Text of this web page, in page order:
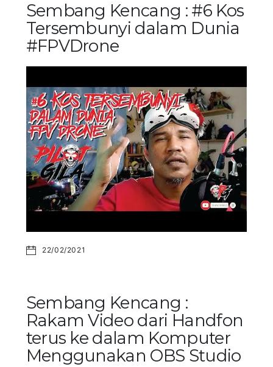
Sembang Kencang : #6 Kos
Tersembunyi dalam Dunia
#FPVDrone
22/02/2021
Sembang Kencang :
Rakam Video dari Handfon
terus ke dalam Komputer
Menggunakan OBS Studio